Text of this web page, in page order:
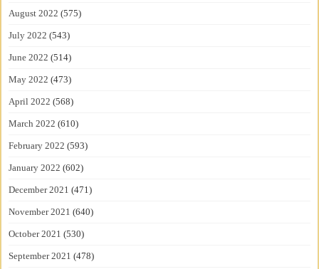
August 2022 (575)
July 2022 (543)
June 2022 (514)
May 2022 (473)
April 2022 (568)
March 2022 (610)
February 2022 (593)
January 2022 (602)
December 2021 (471)
November 2021 (640)
October 2021 (530)
September 2021 (478)